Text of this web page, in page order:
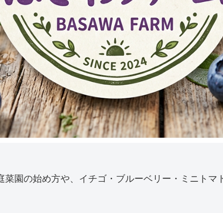
園の始め方や、イチゴ・ブルーベリー・ミニト